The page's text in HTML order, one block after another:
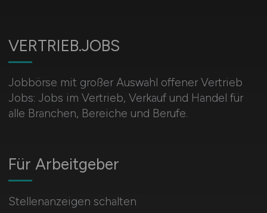
VERTRIEB.JOBS
Jobbörse mit großer Auswahl offener Vertrieb
Jobs: Jobs im Vertrieb, Verkauf und Handel für
alle Branchen, Bereiche und Berufe.
Für Arbeitgeber
Stellenanzeigen schalten